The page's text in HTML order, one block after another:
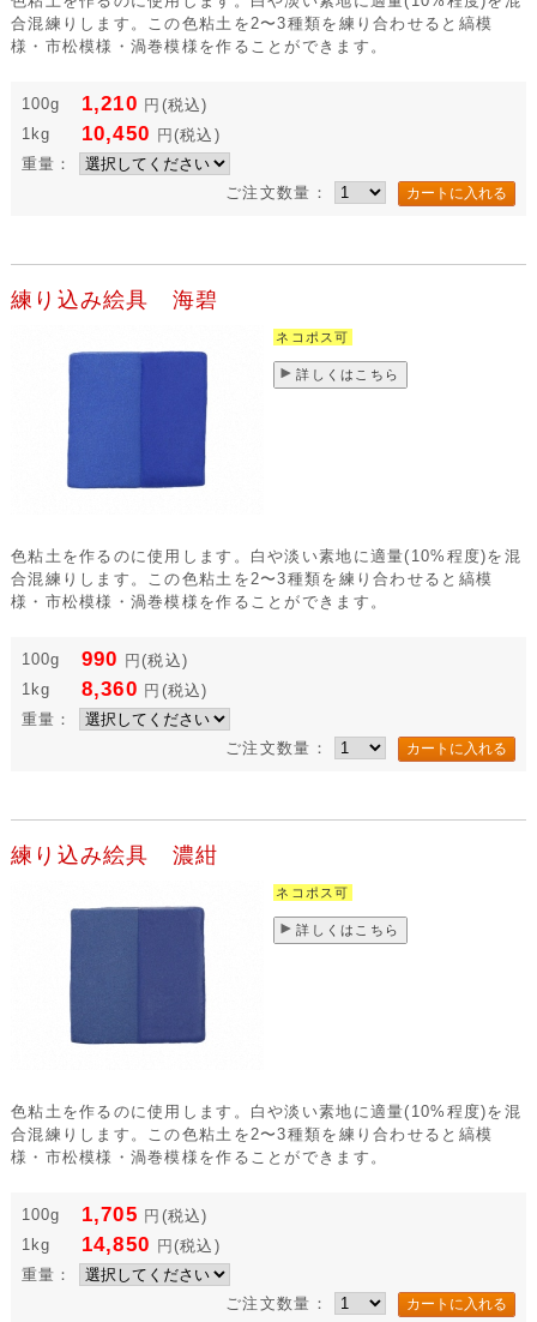
合混練りします。この色粘土を2〜3種類を練り合わせると縞模
様・市松模様・渦巻模様を作ることができます。
100g 1,210 円 (税込)
1kg
10,450 円(税込)
重量：
ご注文数量：
練り込み絵具 海碧
ネコポス可
詳しくはこちら
色粘土を作るのに使用します。白や淡い素地に適量(10%程度)を混
合混練りします。この色粘土を2〜3種類を練り合わせると縞模
様・市松模様・渦巻模様を作ることができます。
100g 990 円 (税込)
1kg
8,360 円 (税込)
重量：
ご注文数量：
練り込み絵具 濃紺
ネコポス可
詳しくはこちら
色粘土を作るのに使用します。白や淡い素地に適量(10%程度)を混
合混練りします。この色粘土を2〜3種類を練り合わせると縞模
様・市松模様・渦巻模様を作ることができます。
100g 1,705 円 (税込)
1kg
14,850 円 (税込)
重量：
ご注文数量：